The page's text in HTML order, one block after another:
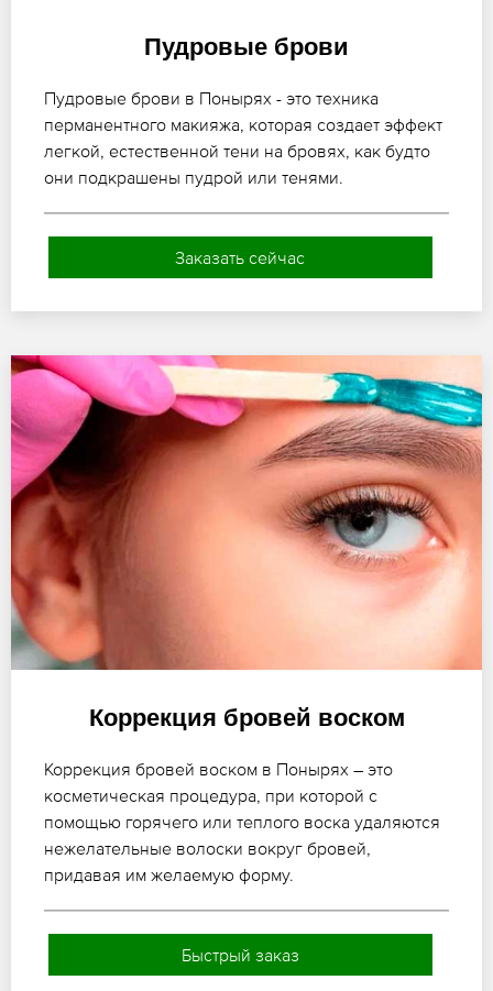
Пудровые брови
Пудровые брови в Понырях - это техника
перманентного макияжа, которая создает эффект
легкой, естественной тени на бровях, как будто
они подкрашены пудрой или тенями.
Заказать сейчас
Коррекция бровей воском
Коррекция бровей воском в Понырях – это
косметическая процедура, при которой с
помощью горячего или теплого воска удаляются
нежелательные волоски вокруг бровей,
придавая им желаемую форму.
Быстрый заказ